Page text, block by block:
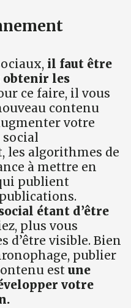
il faut être
obtenir les
ce faire, il vous
contenu
votre
social
les algorithmes de
à mettre en
publient
étant d’être
plus vous
d’être visible. Bien
publier
est une
votre